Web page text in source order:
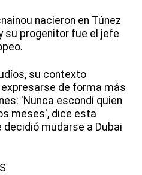
nacieron en Túnez
su progenitor fue el jefe
su contexto
de forma más
'Nunca escondí quien
meses', dice esta
decidió mudarse a Dubai